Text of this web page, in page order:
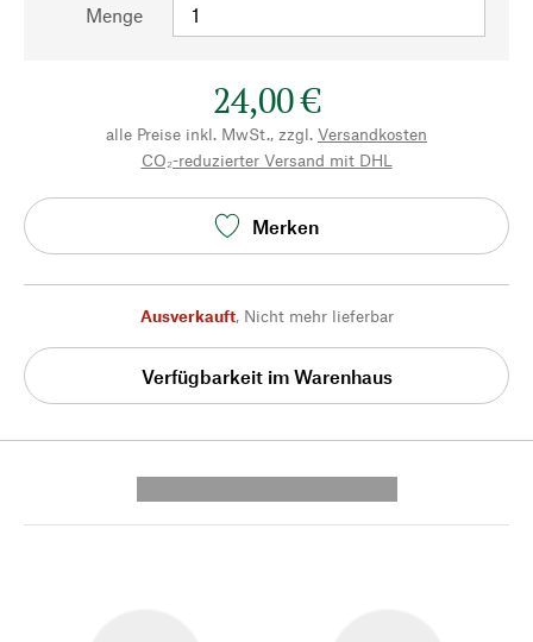
Menge
24,00 €
alle Preise inkl. MwSt., zzgl. Versandkosten
CO₂-reduzierter Versand mit DHL
Merken
Ausverkauft, Nicht mehr lieferbar
Verfügbarkeit im Warenhaus